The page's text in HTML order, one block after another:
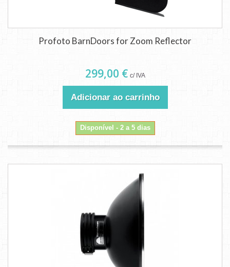
Profoto BarnDoors for Zoom Reflector
299,00 € c/ IVA
Adicionar ao carrinho
Disponível - 2 a 5 dias